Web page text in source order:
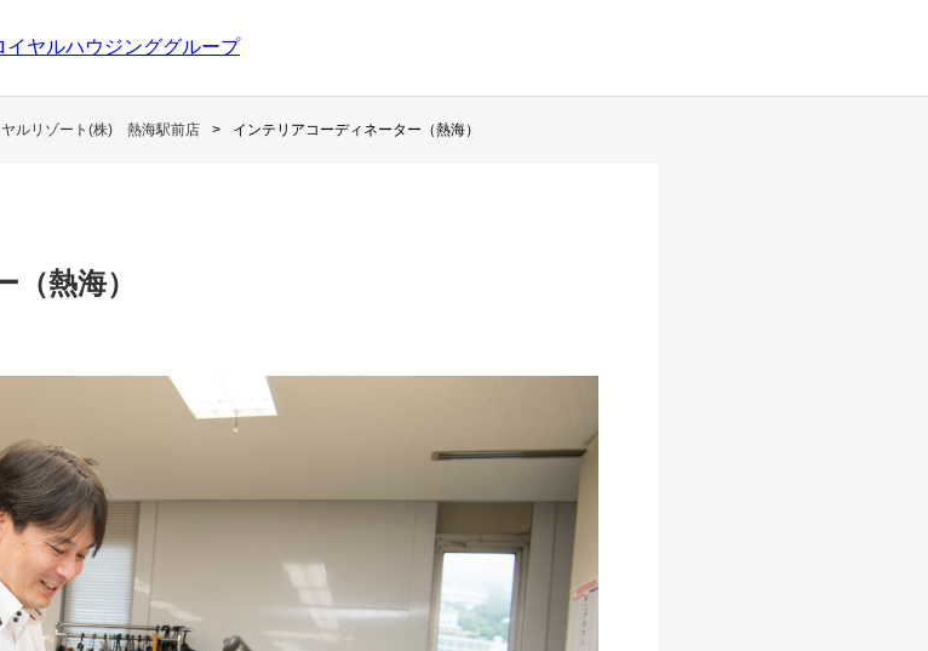
イヤルハウジンググループ
ヤルリゾート(株) 熱海駅前店 インテリアコーディネーター（熱海）
熱海）